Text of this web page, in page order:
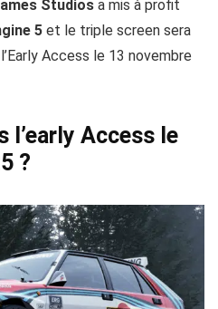
Studios a mis à profit
5 et le triple screen sera
Access le 13 novembre
l’early Access le
?